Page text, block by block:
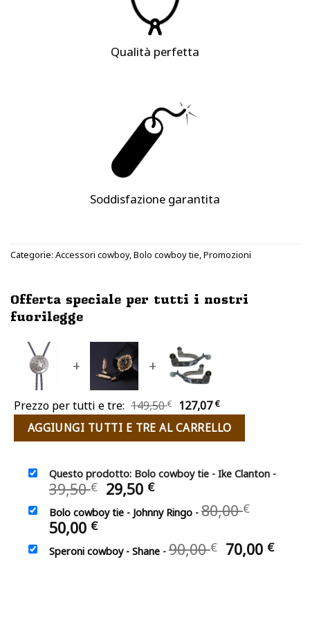
Qualità perfetta
Soddisfazione garantita
Categorie: Accessori cowboy,Bolo cowboy tie,Promozioni
Offerta speciale per tutti i nostri
fuorilegge
+ +
Prezzo per tutti e tre: 149,50€
Il
prezzo
originale
149,50 €.
127,07€Il
prezzo
attuale
127,07 €.
AGGIUNGI TUTTI E TRE AL CARRELLO
Questo prodotto: Bolo cowboy tie - Ike Clanton -
39,50€ Il
prezzo
originale
39,50 €.
29,50 €Il
prezzo
attuale
29,50 €.
Bolo cowboy tie - Johnny Ringo -80,00€
era:
50,00 €Il
prezzo
attuale
Speroni cowboy - Shane -90,00€ Il
prezzo
70,00 €Il